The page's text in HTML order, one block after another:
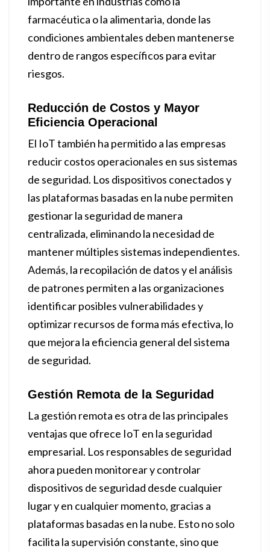
farmacéutica o la alimentaria, donde las
condiciones ambientales deben mantenerse
dentro de rangos específicos para evitar
riesgos.
Reducción de Costos y Mayor
Eficiencia Operacional
El IoT también ha permitido a las empresas
reducir costos operacionales en sus sistemas
de seguridad. Los dispositivos conectados y
las plataformas basadas en la nube permiten
gestionar la seguridad de manera
centralizada, eliminando la necesidad de
mantener múltiples sistemas independientes.
Además, la recopilación de datos y el análisis
de patrones permiten a las organizaciones
identificar posibles vulnerabilidades y
optimizar recursos de forma más efectiva, lo
que mejora la eficiencia general del sistema
de seguridad.
Gestión Remota de la Seguridad
La gestión remota es otra de las principales
ventajas que ofrece IoT en la seguridad
empresarial. Los responsables de seguridad
ahora pueden monitorear y controlar
dispositivos de seguridad desde cualquier
lugar y en cualquier momento, gracias a
plataformas basadas en la nube. Esto no solo
facilita la supervisión constante, sino que